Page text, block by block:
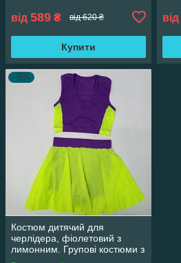
від 589 ₴ від 620 ₴
Купити
від
–5%
Костюм дитячий для
черлідера, фіолетовий з
лимонним. Групові костюми з
черлідінгу